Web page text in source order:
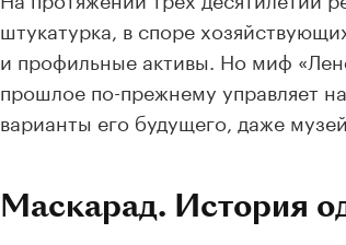
штукатурка, в споре
и профильные активы. Но миф
прошлое по-прежнему управляет
варианты его будущего, даже
Маскарад. История